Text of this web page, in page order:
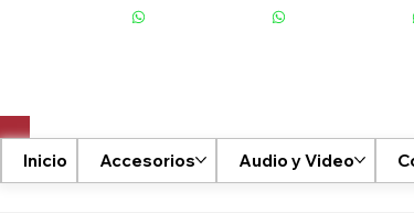
Inicio Accesorios Audio y Video